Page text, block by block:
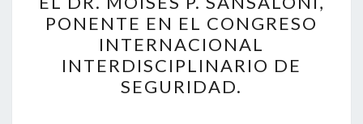
MOISÉS
P.
SANSALONI,
PONENTE
EN
PONENTE EN EL CONGRESO
INTERNACIONAL
INTERDISCIPLINARIO DE
SEGURIDAD.